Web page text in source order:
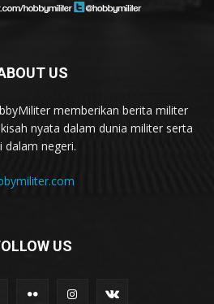
US
memberikan berita militer
nyata dalam dunia militer serta
negeri.
US